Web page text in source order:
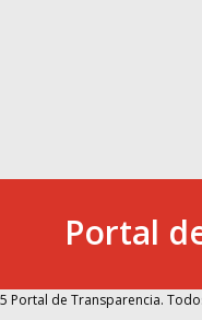
Portal
Portal de Transparencia.